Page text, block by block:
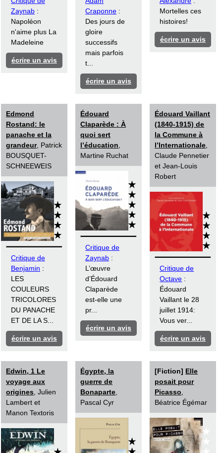
Zaynab :
Napoléon
n'aime plus La
Madeleine
écrire un avis
Craponne :
Des jours de
gloire
successifs
mais parfois
t...
écrire un avis
Mortelles ces
histoires!
écrire un avis
Edmond
Rostand: le
panache et la
grandeur, Patrick
BOUSQUET-
SCHNEEWEIS
Critique de
Benjamin :
LES
COULEURS
TRICOLORES
DU PANACHE
ET DE LA S...
écrire un avis
Édouard
Claparède : À
quoi sert
l’éducation
Martine Ruchat
Critique de
Zaynab :
L’œuvre
d’Édouard
Claparède
est-elle une
pr...
écrire un avis
Édouard Vaillant
(1840-1915) de
la Commune à
l’Internationale
Claude Pennetier
et Jean-Louis
Robert
Critique de
Octave :
Édouard
Vaillant le 28
juillet 1914:
Vous ver...
écrire un avis
Edwin, 1 Le
voyage aux
origines , Julien
Lambert et
Manon Textoris
Égypte, la
guerre de
Bonaparte
Pascal Cyr
[Fiction] Elle
posait pour
Picasso
Béatrice Égémar